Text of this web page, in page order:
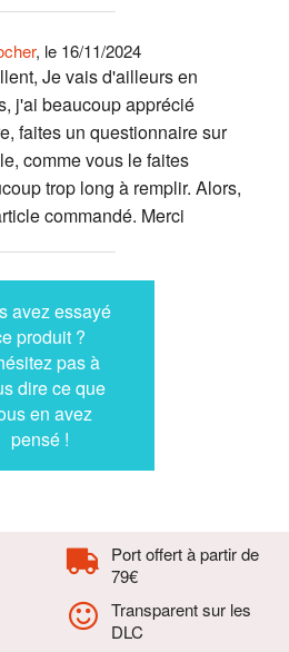
, le 16/11/2024
Je vais d'ailleurs en
j'ai beaucoup apprécié
faites un questionnaire sur
comme vous le faites
trop long à remplir. Alors,
commandé. Merci
avez essayé
produit ?
pas à
dire ce que
en avez
pensé !
Port offert à partir de
79€
Transparent sur les
DLC